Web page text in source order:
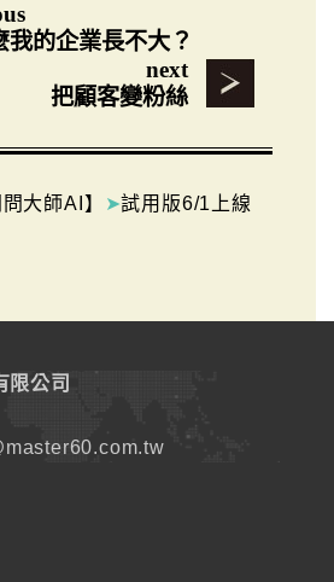
我的企業長不大？
next
把顧客變粉絲
問大師AI】 ➤試用版6/1上線
限公司